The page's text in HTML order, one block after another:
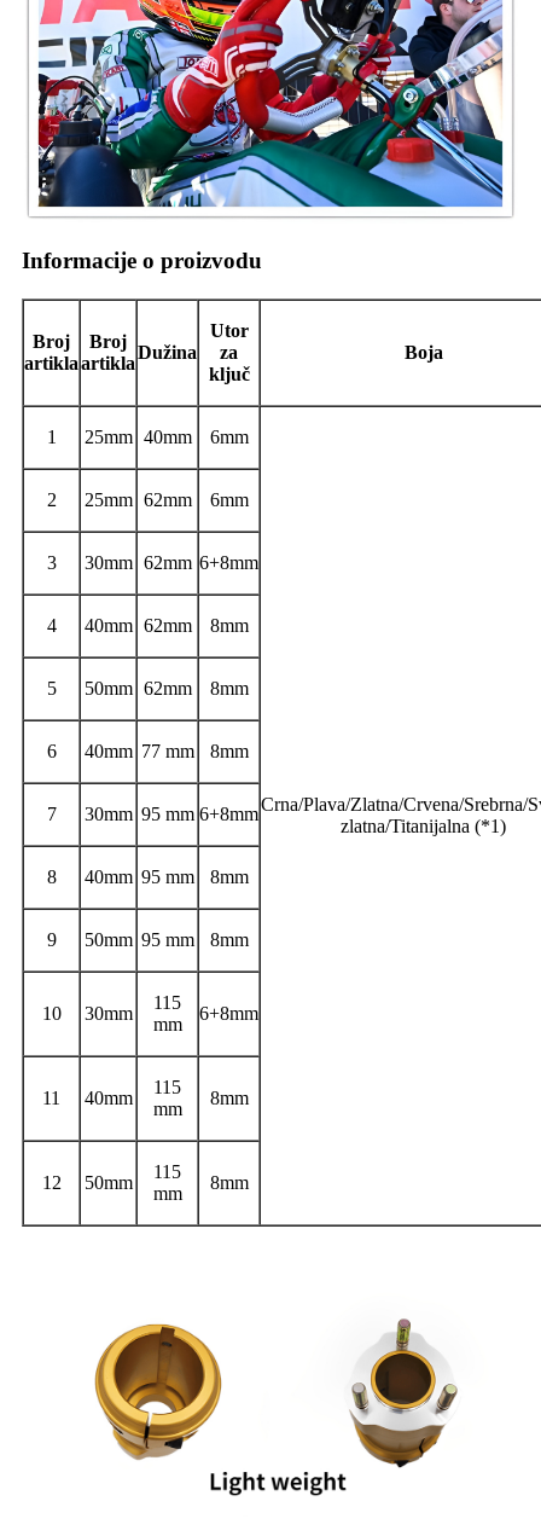
Informacije o proizvodu
Broj
artikla
Broj
artikla
Dužina
Utor
za
ključ
Boja
1 25mm 40mm 6mm
Crna/Plava/Zlatna/Crvena/Srebrna/
zlatna/Titanijalna (*1)
2 25mm 62mm 6mm
3 30mm 62mm 6+8mm
4 40mm 62mm 8mm
5 50mm 62mm 8mm
6 40mm 77 mm 8mm
7 30mm 95 mm 6+8mm
8 40mm 95 mm 8mm
9 50mm 95 mm 8mm
10 30mm
115
mm
6+8mm
11 40mm
115
mm
8mm
12 50mm
115
mm
8mm